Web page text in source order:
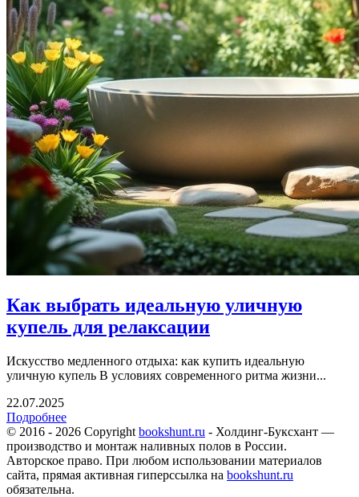
Как выбрать идеальную уличную
купель для релаксации
Искусство медленного отдыха: как купить идеальную
уличную купель В условиях современного ритма жизни...
22.07.2025
Подробнее
© 2016 - 2026 Copyright bookshunt.ru - Холдинг-Буксхант —
производство и монтаж наливных полов в России.
Авторское право. При любом использовании материалов
сайта, прямая активная гиперссылка на bookshunt.ru
обязательна.